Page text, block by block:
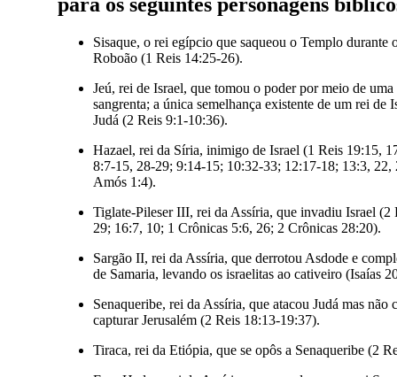
Sisaque, o rei egípcio que saqueou o Templo durante
Roboão (1 Reis 14:25-26).
Jeú, rei de Israel, que tomou o poder por meio de uma
sangrenta; a única semelhança existente de um rei de
Judá (2 Reis 9:1-10:36).
Hazael, rei da Síria, inimigo de Israel (1 Reis 19:15,
8:7-15, 28-29; 9:14-15; 10:32-33; 12:17-18; 13:3, 22,
Amós 1:4).
Tiglate-Pileser III, rei da Assíria, que invadiu Israel (2
29; 16:7, 10; 1 Crônicas 5:6, 26; 2 Crônicas 28:20).
Sargão II, rei da Assíria, que derrotou Asdode e
de Samaria, levando os israelitas ao cativeiro (Isaías
Senaqueribe, rei da Assíria, que atacou Judá mas não
capturar Jerusalém (2 Reis 18:13-19:37).
Tiraca, rei da Etiópia, que se opôs a Senaqueribe (2